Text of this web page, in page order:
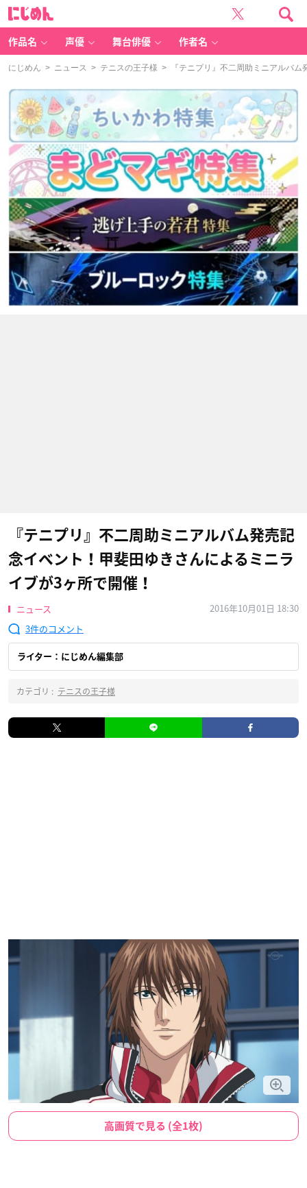
作品名 声優 舞台俳優 作者名
にじめん > ニュース > テニスの王子様 > 『テニプリ』不二周助ミニアルバム
『テニプリ』不二周助ミニアルバム発売記
念イベント！甲斐田ゆきさんによるミニラ
イブが3ヶ所で開催！
ニュース
2016年10月01日 18:30
3
ライター：にじめん編集部
カテゴリ : テニスの王子様
高画質で見る (全1枚)